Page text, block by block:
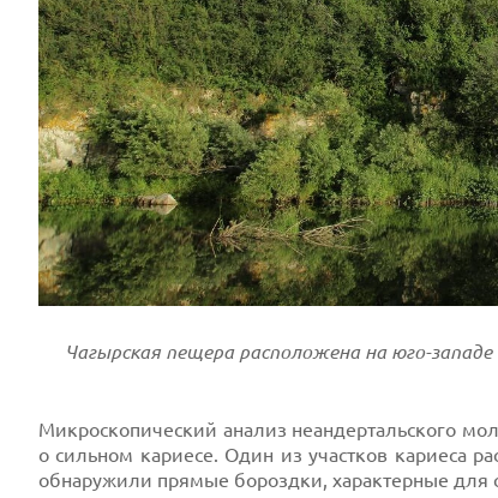
Чагырская пещера расположена на юго-
Микроскопический анализ неандертальского
о сильном кариесе. Один из участков кариеса
обнаружили прямые бороздки, характерные для